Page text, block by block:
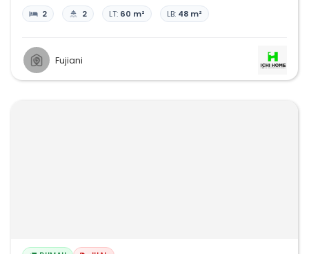
2 2 LT: 60 m² LB: 48 m²
Fujiani